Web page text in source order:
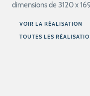
dimensions de 3120 x
VOIR LA RÉALISATION
TOUTES LES